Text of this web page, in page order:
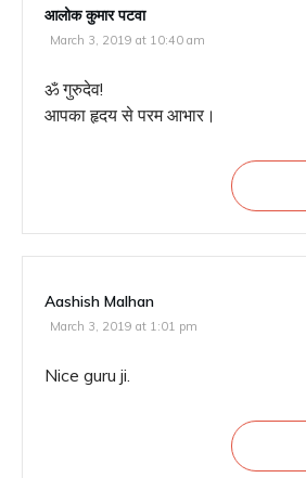
आलोक कुमार पटवा
March 3, 2019 at 10:40 am
ॐ गुरुदेव!
आपका हृदय से परम आभार।
Aashish Malhan
March 3, 2019 at 1:01 pm
Nice guru ji.